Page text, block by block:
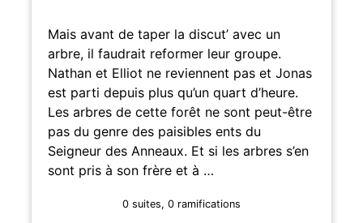
Mais avant de taper la discut’ avec un
arbre, il faudrait reformer leur groupe.
Nathan et Elliot ne reviennent pas et Jonas
est parti depuis plus qu’un quart d’heure.
Les arbres de cette forêt ne sont peut-être
pas du genre des paisibles ents du
Seigneur des Anneaux. Et si les arbres s’en
sont pris à son frère et à …
0 suites, 0 ramifications